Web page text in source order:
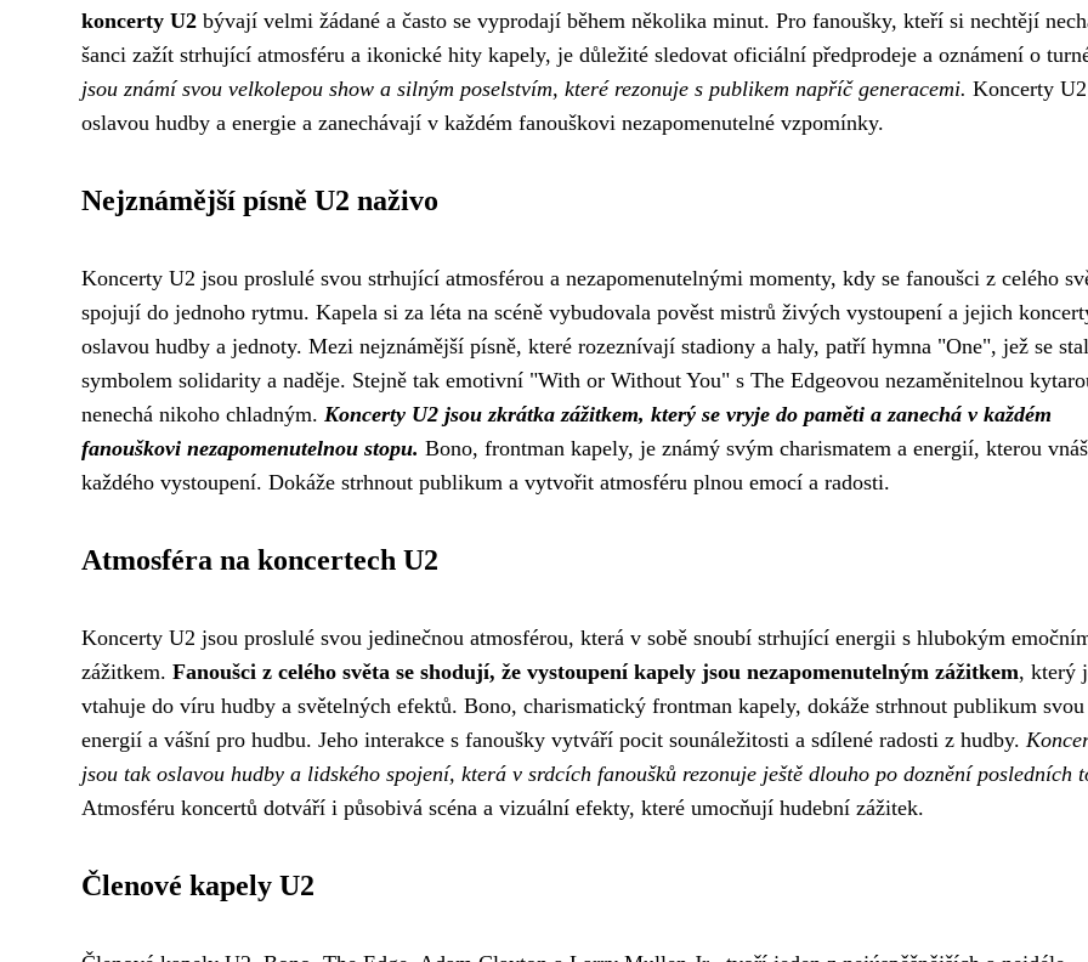
koncerty U2 bývají velmi žádané a často se vyprodají během několika minut. Pro fanoušky, kteří si nechtějí
šanci zažít strhující atmosféru a ikonické hity kapely, je důležité sledovat oficiální předprodeje a oznámení o
jsou známí svou velkolepou show a silným poselstvím, které rezonuje s publikem napříč generacemi. Koncerty
oslavou hudby a energie a zanechávají v každém fanouškovi nezapomenutelné vzpomínky.
Nejznámější písně U2 naživo
Koncerty U2 jsou proslulé svou strhující atmosférou a nezapomenutelnými momenty, kdy se fanoušci z celého
spojují do jednoho rytmu. Kapela si za léta na scéně vybudovala pověst mistrů živých vystoupení a jejich
oslavou hudby a jednoty. Mezi nejznámější písně, které rozeznívají stadiony a haly, patří hymna "One", jež se
symbolem solidarity a naděje. Stejně tak emotivní "With or Without You" s The Edgeovou nezaměnitelnou
nenechá nikoho chladným. Koncerty U2 jsou zkrátka zážitkem, který se vryje do paměti a zanechá v každém
fanouškovi nezapomenutelnou stopu. Bono, frontman kapely, je známý svým charismatem a energií, kterou
každého vystoupení. Dokáže strhnout publikum a vytvořit atmosféru plnou emocí a radosti.
Atmosféra na koncertech U2
Koncerty U2 jsou proslulé svou jedinečnou atmosférou, která v sobě snoubí strhující energii s hlubokým
zážitkem. Fanoušci z celého světa se shodují, že vystoupení kapely jsou nezapomenutelným zážitkem, který
vtahuje do víru hudby a světelných efektů. Bono, charismatický frontman kapely, dokáže strhnout publikum svou
energií a vášní pro hudbu. Jeho interakce s fanoušky vytváří pocit sounáležitosti a sdílené radosti z hudby.
jsou tak oslavou hudby a lidského spojení, která v srdcích fanoušků rezonuje ještě dlouho po doznění posledních
Atmosféru koncertů dotváří i působivá scéna a vizuální efekty, které umocňují hudební zážitek.
Členové kapely U2